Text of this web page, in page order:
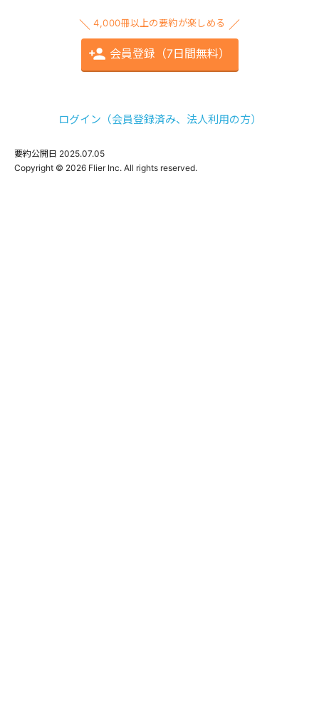
4,000冊以上の要約が楽しめる
会員登録（7日間無料）
ログイン（会員登録済み、法人利用の方）
要約公開日 2025.07.05